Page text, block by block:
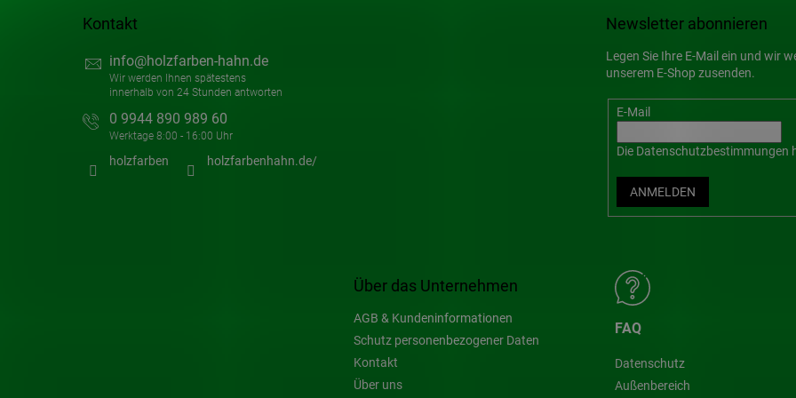
Über das Unternehmen
AGB & Kundeninformationen
Schutz personenbezogener Daten
Kontakt
Über uns
FAQ
Datenschutz
Außenbereich
Kontakt
info@holzfarben-hahn.de
0 9944 890 989 60
holzfarben holzfarbenhahn.de/
Newsletter abonnieren
Legen Sie Ihre E-Mail ein und wir
unserem E-Shop zusenden.
E-Mail
Die Datenschutzbestimmungen
ANMELDEN